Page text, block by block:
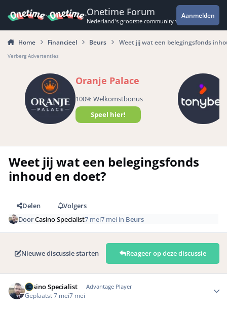
Onetime Forum
Nederland's grootste community voor de
Aanmelden
Home Financieel Beurs Weet jij wat een belegingsfonds
Verberg Advertenties
Oranje Palace
100% Welkomstbonus
Speel hier!
Weet jij wat een belegingsfonds
inhoud en doet?
Delen
Volgers
DoorCasino Specialist7 mei7 mei in Beurs
Nieuwe discussie starten Reageer op deze discussie
Casino Specialist Advantage Player
Geplaatst7 mei7 mei